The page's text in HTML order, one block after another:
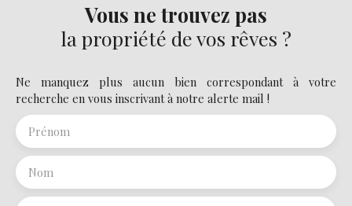
Vous ne trouvez pas
la propriété de vos rêves ?
Ne manquez plus aucun bien correspondant à votre
recherche en vous inscrivant à notre alerte mail !
Prénom
Nom